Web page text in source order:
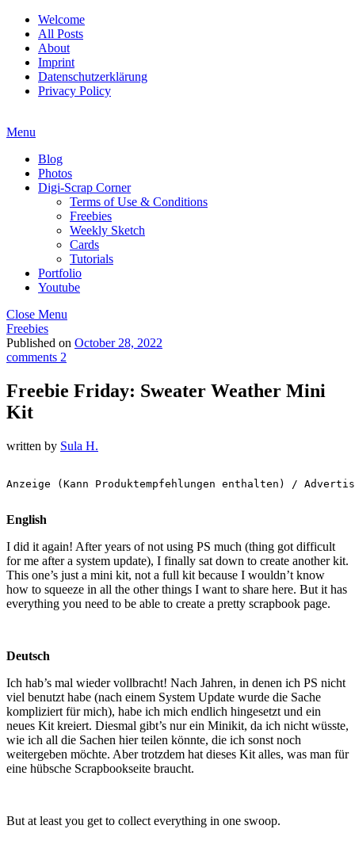
Welcome
All Posts
About
Imprint
Datenschutzerklärung
Privacy Policy
Menu
Blog
Photos
Digi-Scrap Corner
Terms of Use & Conditions
Freebies
Weekly Sketch
Cards
Tutorials
Portfolio
Youtube
Close Menu
Freebies
Published on October 28, 2022
comments 2
Freebie Friday: Sweater Weather Mini
Kit
written by Sula H.
Anzeige (Kann Produktempfehlungen enthalten) /
English
I did it again! After years of not using PS much (thing got difficult
for me after a system update), I finally sat down to create another kit.
This one’s just a mini kit, not a full kit because I wouldn’t know
how to squeeze in all the other things I want to share here. But it has
everything you need to be able to create a pretty scrapbook page.
Deutsch
Ich hab’s mal wieder vollbracht! Nach Jahren, in denen ich PS nicht
viel benutzt habe (nach einem System Update wurde die Sache
kompliziert für mich), habe ich mich endlich hingesetzt und ein
neues Kit kreiert. Diesmal gibt’s nur ein Minikit, da ich nicht wüsste,
wie ich all die Sachen hier teilen könnte, die ich sonst noch
weitergeben möchte. Aber trotzdem hat dieses Kit alles, was man für
eine hübsche Scrapbookseite braucht.
But at least you get to collect everything in one swoop.